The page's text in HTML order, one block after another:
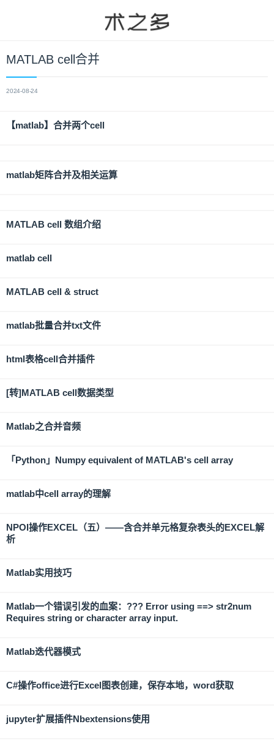
MATLAB cell合并
2024-08-24
【matlab】合并两个cell
matlab矩阵合并及相关运算
MATLAB cell 数组介绍
matlab cell
MATLAB cell & struct
matlab批量合并txt文件
html表格cell合并插件
[转]MATLAB cell数据类型
Matlab之合并音频
「Python」Numpy equivalent of MATLAB's cell array
matlab中cell array的理解
NPOI操作EXCEL（五）——含合并单元格复杂表头的EXCEL解
析
Matlab实用技巧
Matlab一个错误引发的血案：??? Error using ==> str2num
Requires string or character array input.
Matlab迭代器模式
C#操作office进行Excel图表创建，保存本地，word获取
jupyter扩展插件Nbextensions使用